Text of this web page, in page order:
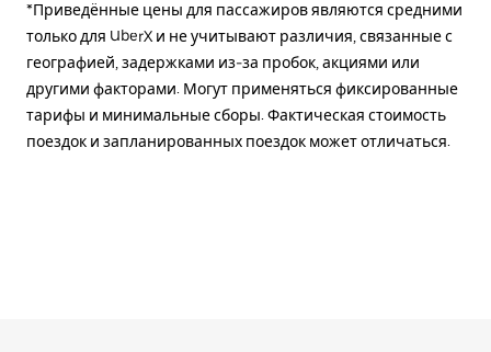
*Приведённые цены для пассажиров являются средними
только для UberX и не учитывают различия, связанные с
географией, задержками из-за пробок, акциями или
другими факторами. Могут применяться фиксированные
тарифы и минимальные сборы. Фактическая стоимость
поездок и запланированных поездок может отличаться.